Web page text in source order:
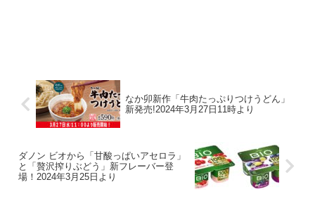
なか卯新作「牛肉たっぷりつけうどん」
新発売!2024年3月27日11時より
ダノン ビオから「甘酸っぱいアセロラ」
と「贅沢搾りぶどう」新フレーバー登
場！2024年3月25日より